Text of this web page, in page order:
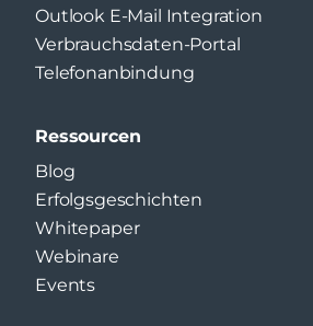
Outlook E-Mail Integration
Verbrauchsdaten-Portal
Telefonanbindung
Ressourcen
Blog
Erfolgsgeschichten
Whitepaper
Webinare
Events